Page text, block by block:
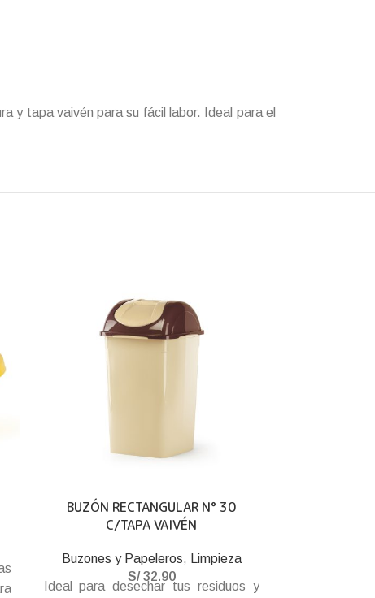
y tapa vaivén para su fácil labor. Ideal para el
BUZÓN RECTANGULAR N° 30
C/TAPA VAIVÉN
Buzones y Papeleros,
Limpieza
S/32.90
Ideal para desechar tus residuos y